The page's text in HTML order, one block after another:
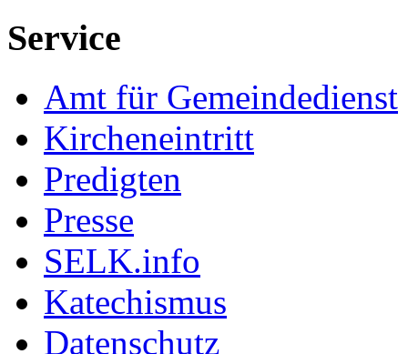
Service
Amt für Gemeindedienst
Kircheneintritt
Predigten
Presse
SELK.info
Katechismus
Datenschutz